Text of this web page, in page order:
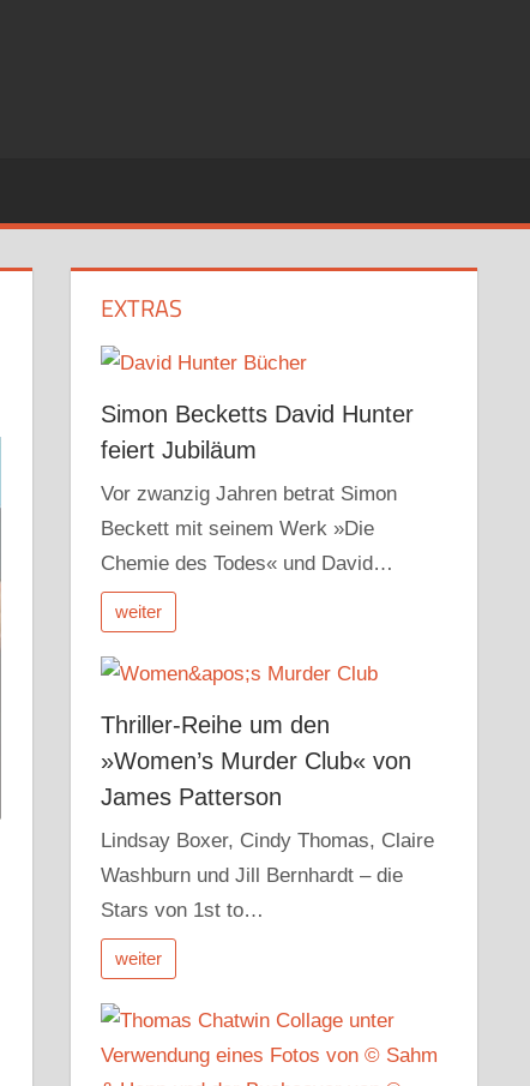
EXTRAS
Simon Becketts David Hunter
feiert Jubiläum
Vor zwanzig Jahren betrat Simon
Beckett mit seinem Werk »Die
Chemie des Todes« und David…
weiter
Thriller-Reihe um den
»Women’s Murder Club« von
James Patterson
Lindsay Boxer, Cindy Thomas, Claire
Washburn und Jill Bernhardt – die
Stars von 1st to…
weiter